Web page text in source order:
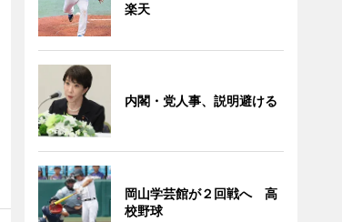
楽天
内閣・党人事、説明避ける
岡山学芸館が２回戦へ 高
校野球